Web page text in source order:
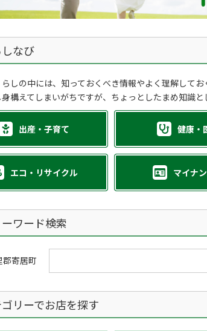
なび
しの中には、知っておくべき情報やよく理解して
構えてしまいがちですが、ちょっとしたまめ知識
出産・子育て 健康・
エコ・リサイクル マイナ
ワード検索
郡寄居町
リーでお店を探す